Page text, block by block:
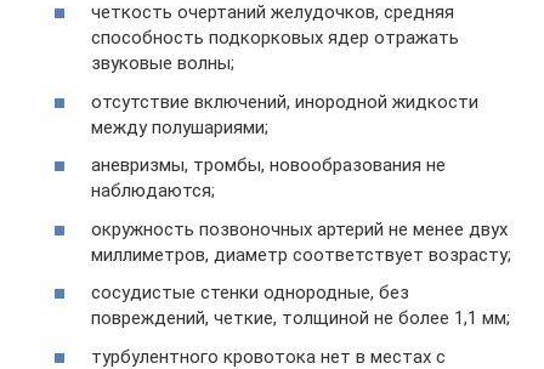
четкость очертаний желудочков, средняя
способность подкорковых ядер отражать
звуковые волны;
отсутствие включений, инородной жидкости
между полушариями;
аневризмы, тромбы, новообразования не
наблюдаются;
окружность позвоночных артерий не менее двух
миллиметров, диаметр соответствует возрасту;
сосудистые стенки однородные, без
повреждений, четкие, толщиной не более 1,1 мм;
турбулентного кровотока нет в местах с